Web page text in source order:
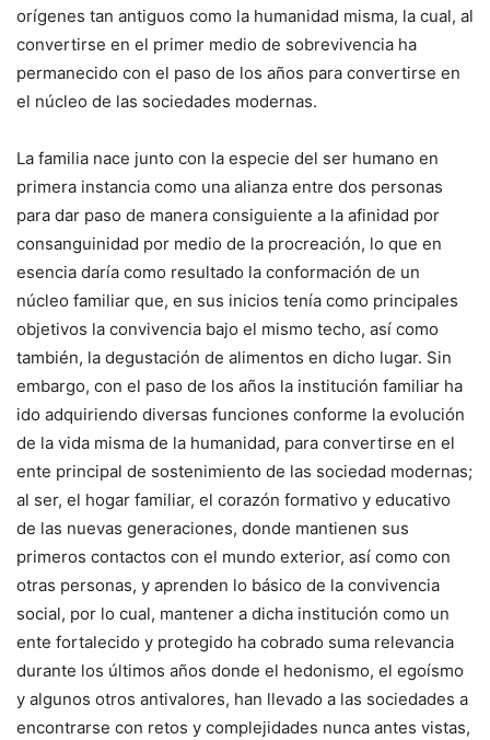
orígenes tan antiguos como la humanidad misma, la cual, al
convertirse en el primer medio de sobrevivencia ha
permanecido con el paso de los años para convertirse en
el núcleo de las sociedades modernas.
La familia nace junto con la especie del ser humano en
primera instancia como una alianza entre dos personas
para dar paso de manera consiguiente a la afinidad por
consanguinidad por medio de la procreación, lo que en
esencia daría como resultado la conformación de un
núcleo familiar que, en sus inicios tenía como principales
objetivos la convivencia bajo el mismo techo, así como
también, la degustación de alimentos en dicho lugar. Sin
embargo, con el paso de los años la institución familiar ha
ido adquiriendo diversas funciones conforme la evolución
de la vida misma de la humanidad, para convertirse en el
ente principal de sostenimiento de las sociedad modernas;
al ser, el hogar familiar, el corazón formativo y educativo
de las nuevas generaciones, donde mantienen sus
primeros contactos con el mundo exterior, así como con
otras personas, y aprenden lo básico de la convivencia
social, por lo cual, mantener a dicha institución como un
ente fortalecido y protegido ha cobrado suma relevancia
durante los últimos años donde el hedonismo, el egoísmo
y algunos otros antivalores, han llevado a las sociedades a
encontrarse con retos y complejidades nunca antes vistas,